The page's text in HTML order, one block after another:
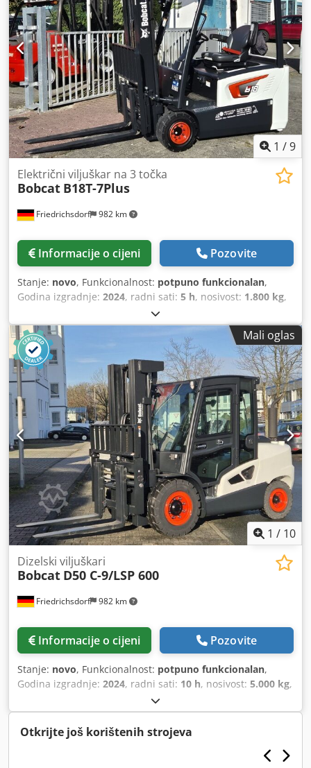
1 /9
Friedrichsdorf 982 km
Električni viljuškar na 3 točka
Bobcat B18T-7Plus
Informacije o cijeni Pozovite
Stanje: novo, Funkcionalnost: potpuno funkcionalan,
Godina izgradnje: 2024, radni sati: 5 h, nosivost: 1.800 kg,
, slobodno podizanje:
mm, vrsta goriva:električni, vrsta jarbola:triplex,
građevinska visina:
, snaga: 6 kW (8,16 KS),
širina nosača vilica:
, duljina vilica:1.200 mm,
prazna masa:
3.250 kg, ukupna dužina:1.991 mm, vrsta
pogona:Elektro, širina gradnje:1.090 mm,
Mali oglas
1 / 10
Friedrichsdorf 982 km
Dizelski viljuškari
Bobcat D50 C-9/LSP 600
Informacije o cijeni Pozovite
Stanje: novo, Funkcionalnost: potpuno funkcionalan,
Godina izgradnje: 2024, radni sati: 10 h, nosivost: 5.000 kg,
, slobodno podizanje:
mm, vrsta goriva:dizel, vrsta jarbola:triplex, građevinska
visina:2.470 mm, snaga:55 kW (74,78 KS)
1.300 mm 1.200 mm
Diesel,
Otkrijte još korištenih strojeva